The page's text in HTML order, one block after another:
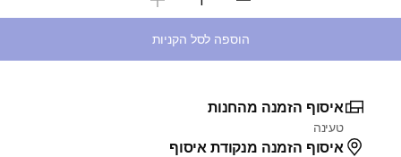
בחירת כמות
הוספה לסל הקניות
איסוף הזמנה מהחנות
טעינה
איסוף הזמנה מנקודת איסוף